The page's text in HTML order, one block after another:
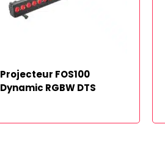
Projecteur FOS100
Dynamic RGBW DTS